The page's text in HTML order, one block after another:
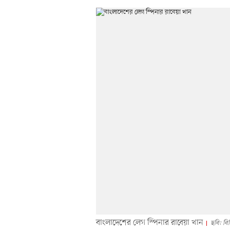
বাংলাদেশের লেগ স্পিনার রাবেয়া খান ছবি: